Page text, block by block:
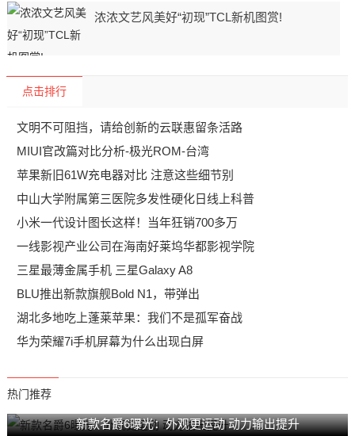
浓浓文艺风美好“初现”TCL新机图赏!
点击排行
文明不可阻挡，请给创新的云联惠留条活路
MIUI官改篇对比分析-极光ROM-台湾
苹果新旧61W充电器对比 注意这些细节别
中山大学附属第三医院多发性硬化日线上科普
小米一代设计图长这样！当年狂销700多万
一线影视产业公司在海南好莱坞华都影视学院
三星最薄金属手机 三星Galaxy A8
BLU推出新款旗舰Bold N1，带弹出
湖北多地吃上蓬莱苹果：我们不是孤军奋战
华为荣耀7i手机屏幕为什么出现白屏
热门推荐
新款名爵6曝光：外观更运动 动力输出提升